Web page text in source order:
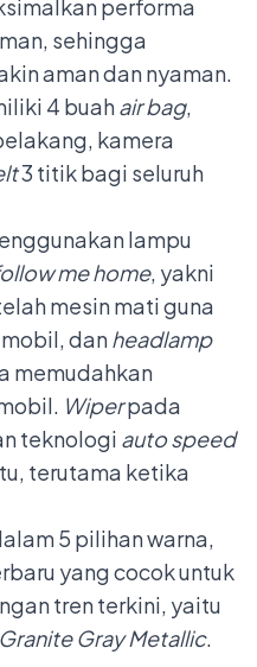
performa
sehingga
aman dan nyaman.
4 buahair bag,
kamera
3 titik bagi seluruh
lampu
me home, yakni
mesin mati guna
danheadlamp
memudahkan
Wiperpada
teknologi auto speed
terutama ketika
5 pilihan warna,
yang cocok untuk
tren terkini, yaitu
Granite Gray Metallic.